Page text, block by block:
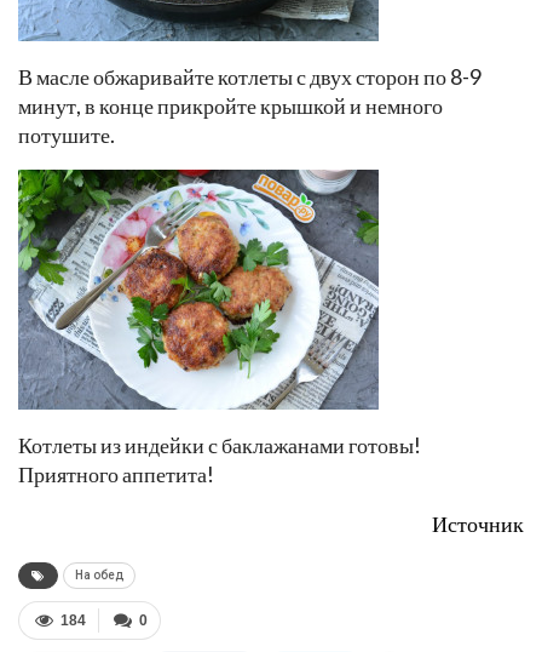
В масле обжаривайте котлеты с двух сторон по 8-9
минут, в конце прикройте крышкой и немного
потушите.
Котлеты из индейки с баклажанами готовы!
Приятного аппетита!
Источник
На обед
0
184